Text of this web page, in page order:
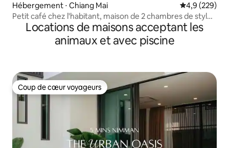
Hébergement ⋅ Chiang Mai Évaluation
4,9 (229)
Petit café chez l'habitant, maison de 2 chambres de style
thaïlandais au centre-ville, rapport qualité prix super
Locations de maisons acceptant les
animaux et avec piscine
Coup de cœur voyageurs
Coup de cœur voyageurs